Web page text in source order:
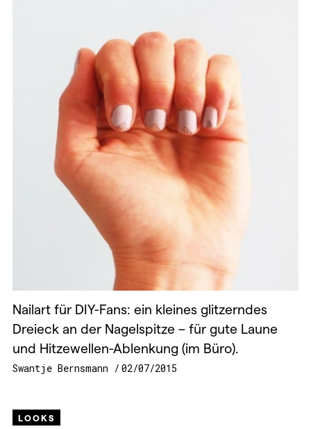
Nailart für DIY-Fans: ein kleines glitzerndes
Dreieck an der Nagelspitze – für gute Laune
und Hitzewellen-Ablenkung (im Büro).
Swantje Bernsmann 02/07/2015
LOOKS